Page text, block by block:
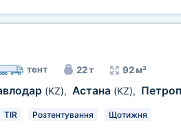
тент 22 т 92 м³
(KZ), Астана (KZ),
TIR Розтентування Щотижня